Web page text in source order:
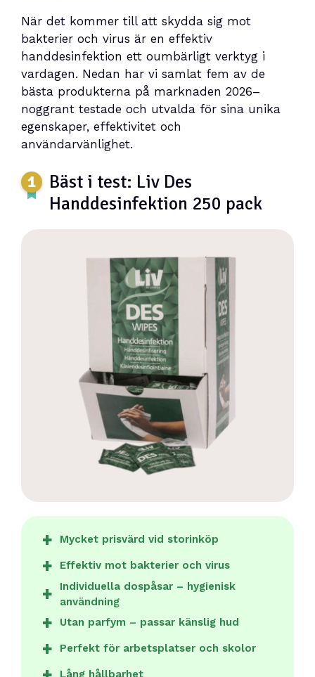
När det kommer till att skydda sig mot
bakterier och virus är en effektiv
handdesinfektion ett oumbärligt verktyg i
vardagen. Nedan har vi samlat fem av de
bästa produkterna på marknaden 2026–
noggrant testade och utvalda för sina unika
egenskaper, effektivitet och
användarvänlighet.
Bäst i test: Liv Des
Handdesinfektion 250 pack
Mycket prisvärd vid storinköp
Effektiv mot bakterier och virus
Individuella dospåsar – hygienisk
användning
Utan parfym – passar känslig hud
Perfekt för arbetsplatser och skolor
Lång hållbarhet